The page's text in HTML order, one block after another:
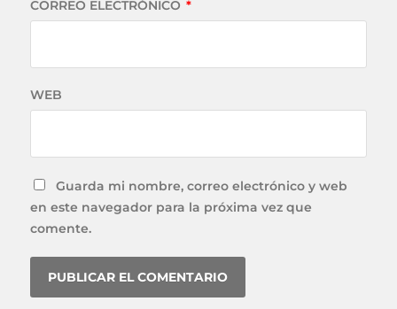
CORREO ELECTRÓNICO *
WEB
Guarda mi nombre, correo electrónico y web
en este navegador para la próxima vez que
comente.